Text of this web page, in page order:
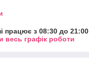
працює з 08:30 до 21:00
весь графік роботи